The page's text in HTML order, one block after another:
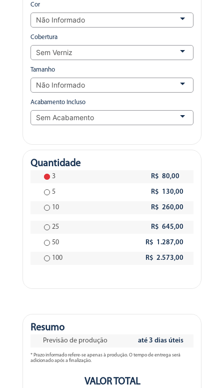
Cor
Cobertura
Tamanho
Acabamento Incluso
Quantidade
3 R$ 80,00
5 R$ 130,00
10 R$ 260,00
25 R$ 645,00
50 R$ 1.287,00
100 R$ 2.573,00
Resumo
Previsão de produção até 3 dias úteis
* Prazo informado refere-se apenas à produção. O tempo de entrega será
adicionado após a finalização.
VALOR TOTAL